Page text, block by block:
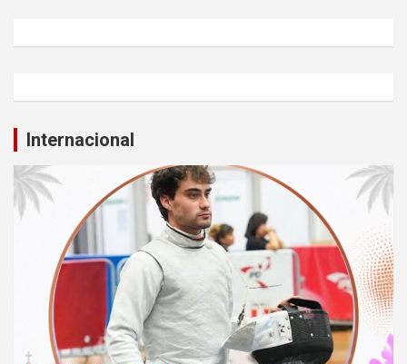
Internacional